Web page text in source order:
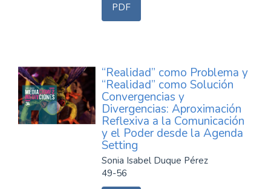
PDF
“Realidad” como Problema y
“Realidad” como Solución
Convergencias y
Divergencias: Aproximación
Reflexiva a la Comunicación
y el Poder desde la Agenda
Setting
Sonia Isabel Duque Pérez
49-56